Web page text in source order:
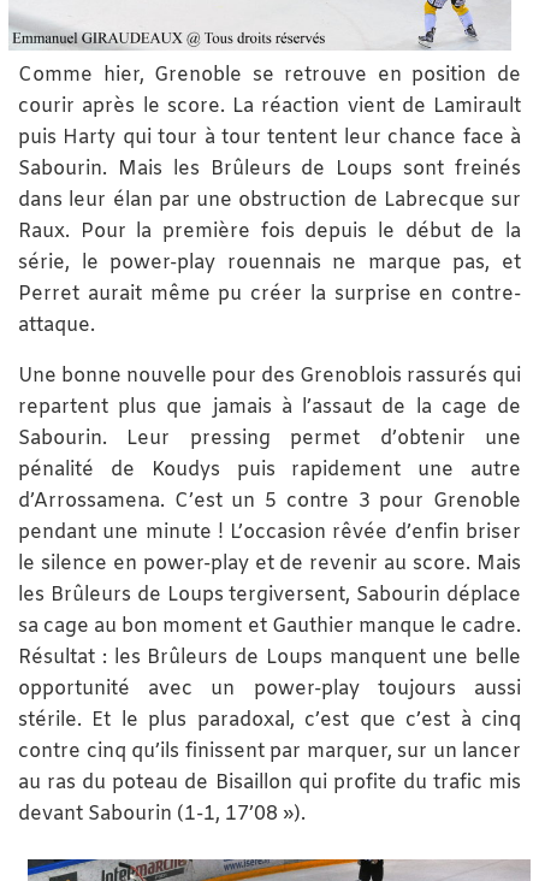
Comme hier, Grenoble se retrouve en position de
courir après le score. La réaction vient de Lamirault
puis Harty qui tour à tour tentent leur chance face à
Sabourin. Mais les Brûleurs de Loups sont freinés
dans leur élan par une obstruction de Labrecque sur
Raux. Pour la première fois depuis le début de la
série, le power-play rouennais ne marque pas, et
Perret aurait même pu créer la surprise en contre-
attaque.
Une bonne nouvelle pour des Grenoblois rassurés qui
repartent plus que jamais à l’assaut de la cage de
Sabourin. Leur pressing permet d’obtenir une
pénalité de Koudys puis rapidement une autre
d’Arrossamena. C’est un 5 contre 3 pour Grenoble
pendant une minute ! L’occasion rêvée d’enfin briser
le silence en power-play et de revenir au score. Mais
les Brûleurs de Loups tergiversent, Sabourin déplace
sa cage au bon moment et Gauthier manque le cadre.
Résultat : les Brûleurs de Loups manquent une belle
opportunité avec un power-play toujours aussi
stérile. Et le plus paradoxal, c’est que c’est à cinq
contre cinq qu’ils finissent par marquer, sur un lancer
au ras du poteau de Bisaillon qui profite du trafic mis
devant Sabourin (1-1, 17’08 »).